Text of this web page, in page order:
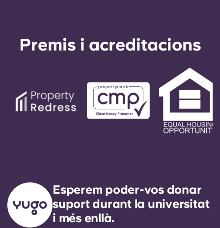
Premis i acreditacions
Esperem poder-vos donar
suport durant la universitat
i més enllà.